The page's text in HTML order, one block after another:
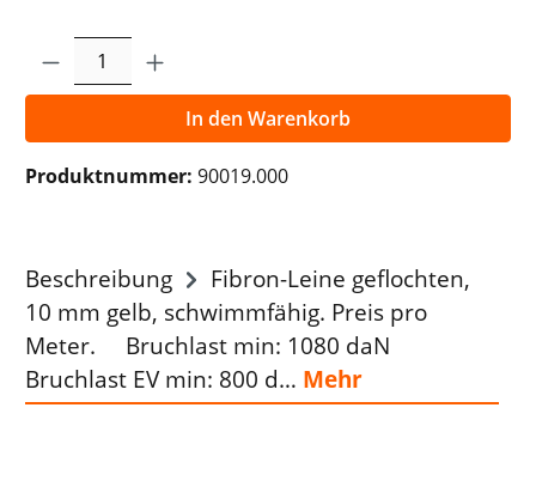
Produkt Anzahl: Gib den gewünschten
In den Warenkorb
Produktnummer: 90019.000
Beschreibung
Fibron-Leine geflochten,
10 mm gelb, schwimmfähig. Preis pro
Meter. Bruchlast min: 1080 daN
Bruchlast EV min: 800 d… Mehr